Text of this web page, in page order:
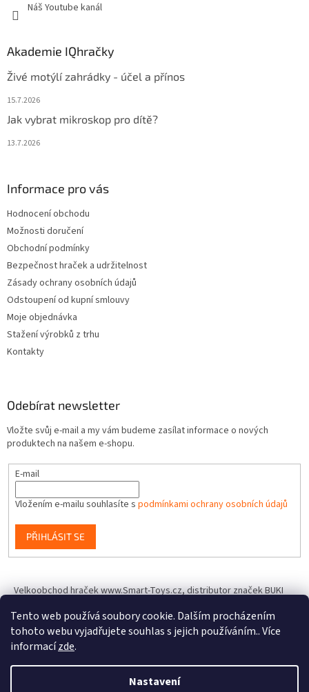
Tento web používá soubory cookie. Dalším procházením
tohoto webu vyjadřujete souhlas s jejich používáním.. Více
informacízde.
Nastavení
Náš Youtube kanál
Akademie IQhračky
Živé motýlí zahrádky - účel a přínos
15.7.2026
Jak vybrat mikroskop pro dítě?
13.7.2026
Informace pro vás
Hodnocení obchodu
Možnosti doručení
Obchodní podmínky
Bezpečnost hraček a udržitelnost
Zásady ochrany osobních údajů
Odstoupení od kupní smlouvy
Moje objednávka
Stažení výrobků z trhu
Kontakty
Odebírat newsletter
Vložte svůj e-mail a my vám budeme zasílat informace o nových
produktech na našem e-shopu.
E-mail
Vložením e-mailu souhlasíte s podmínkami ochrany osobních údajů
PŘIHLÁSIT SE
Velkoobchod hraček www.Smart-Toys.cz, distributor značek BUKI